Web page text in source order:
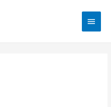
Menú